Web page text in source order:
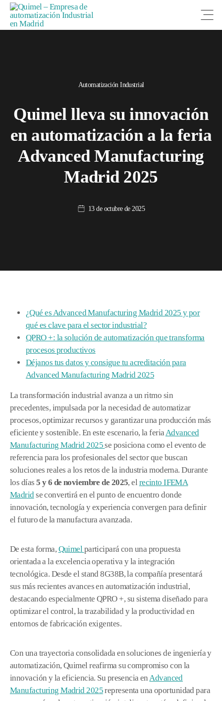
Automatización Industrial
Quimel lleva su innovación
en automatización a la feria
Advanced Manufacturing
Madrid 2025
13 de octubre de 2025
¿Qué es Advanced Manufacturing Madrid 2025 y por
qué es clave para el sector industrial?
QPRO +: la solución de automatización que transforma
procesos productivos
Déjanos tus datos y consigue tu acreditación para
Advanced Manufacturing Madrid 2025
La transformación industrial avanza a un ritmo sin
precedentes, impulsada por la necesidad de automatizar
procesos, optimizar recursos y garantizar una producción más
eficiente y sostenible. En este escenario, la feriaAdvanced
Manufacturing Madrid 2025se posiciona como el evento de
referencia para los profesionales del sector que buscan
soluciones reales a los retos de la industria moderna. Durante
los días 5 y 6 de noviembre de 2025, elrecinto IFEMA
Madridse convertirá en el punto de encuentro donde
innovación, tecnología y experiencia convergen para definir
el futuro de la manufactura avanzada.
De esta forma, Quimelparticipará con una propuesta
orientada a la excelencia operativa y la integración
tecnológica. Desde el stand 8G38B, la compañía presentará
sus más recientes avances en automatización industrial,
destacando especialmente QPRO +, su sistema diseñado para
optimizar el control, la trazabilidad y la productividad en
entornos de fabricación exigentes.
Con una trayectoria consolidada en soluciones de ingeniería y
automatización, Quimel reafirma su compromiso con la
innovación y la eficiencia. Su presencia enAdvanced
Manufacturing Madrid 2025representa una oportunidad para